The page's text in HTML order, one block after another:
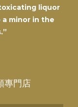
liquor
minor in the
專門店